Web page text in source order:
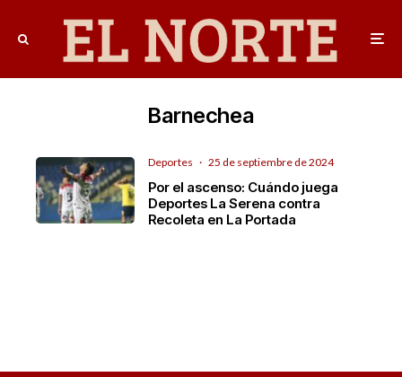
Barnechea
Deportes · 25 de septiembre de 2024
Por el ascenso: Cuándo juega
Deportes La Serena contra
Recoleta en La Portada